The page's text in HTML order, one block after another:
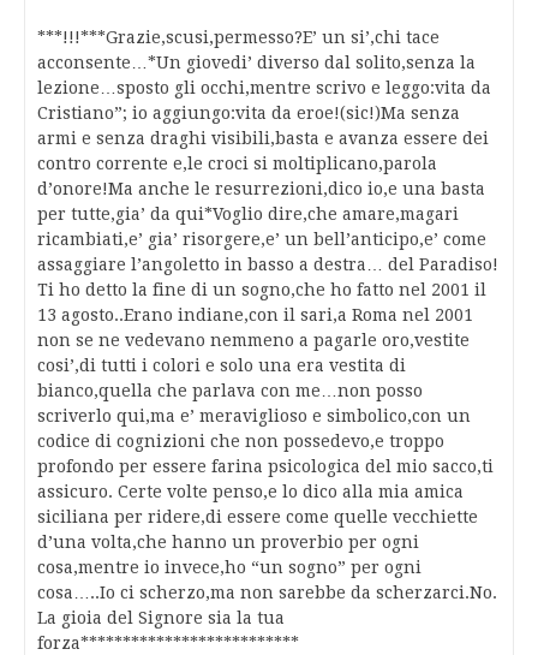
***!!!***Grazie,scusi,permesso?E’ un si’,chi tace
acconsente…*Un giovedi’ diverso dal solito,senza la
lezione…sposto gli occhi,mentre scrivo e leggo:vita da
Cristiano”; io aggiungo:vita da eroe!(sic!)Ma senza
armi e senza draghi visibili,basta e avanza essere dei
contro corrente e,le croci si moltiplicano,parola
d’onore!Ma anche le resurrezioni,dico io,e una basta
per tutte,gia’ da qui*Voglio dire,che amare,magari
ricambiati,e’ gia’ risorgere,e’ un bell’anticipo,e’ come
assaggiare l’angoletto in basso a destra… del Paradiso!
Ti ho detto la fine di un sogno,che ho fatto nel 2001 il
13 agosto..Erano indiane,con il sari,a Roma nel 2001
non se ne vedevano nemmeno a pagarle oro,vestite
cosi’,di tutti i colori e solo una era vestita di
bianco,quella che parlava con me…non posso
scriverlo qui,ma e’ meraviglioso e simbolico,con un
codice di cognizioni che non possedevo,e troppo
profondo per essere farina psicologica del mio sacco,ti
assicuro. Certe volte penso,e lo dico alla mia amica
siciliana per ridere,di essere come quelle vecchiette
d’una volta,che hanno un proverbio per ogni
cosa,mentre io invece,ho “un sogno” per ogni
cosa…..Io ci scherzo,ma non sarebbe da scherzarci.No.
La gioia del Signore sia la tua
forza**************************